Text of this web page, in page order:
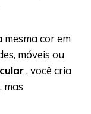
cor em
móveis ou
, você cria
mas